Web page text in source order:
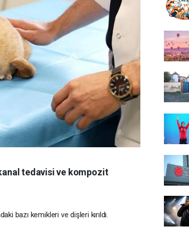
tedavisi ve kompozit
bazı kemikleri ve dişleri kırıldı.